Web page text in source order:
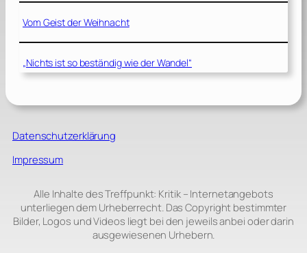
Vom Geist der Weihnacht
„Nichts ist so beständig wie der Wandel“
Datenschutzerklärung
Impressum
Alle Inhalte des Treffpunkt: Kritik – Internetangebots
unterliegen dem Urheberrecht. Das Copyright bestimmter
Bilder, Logos und Videos liegt bei den jeweils anbei oder darin
ausgewiesenen Urhebern.